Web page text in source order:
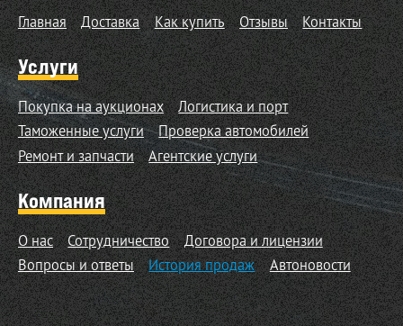
Главная Доставка Как купить Отзывы Контакты
Услуги
Покупка на аукционах
Логистика и порт
Таможенные услуги
Проверка автомобилей
Ремонт и запчасти
Агентские услуги
Компания
О нас Сотрудничество
Договора и лицензии
Вопросы и ответы
История продаж Автоновости